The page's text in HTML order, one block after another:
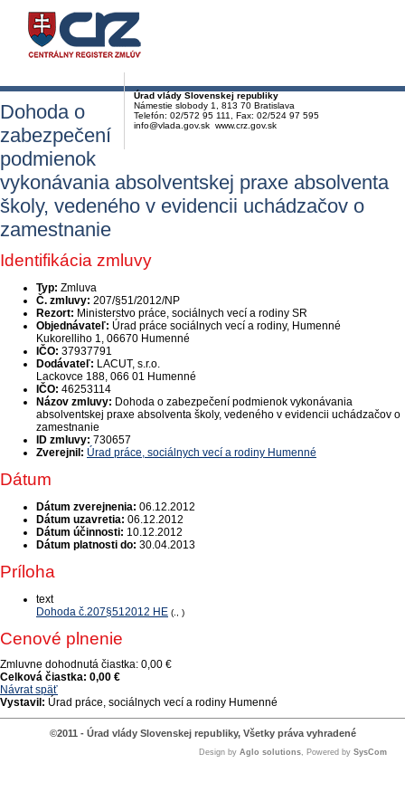
Úrad vlády Slovenskej republiky
Námestie slobody 1, 813 70 Bratislava
Telefón: 02/572 95 111, Fax: 02/524 97 595
info@vlada.gov.sk www.crz.gov.sk
Dohoda o
zabezpečení
podmienok
vykonávania absolventskej praxe absolventa
školy, vedeného v evidencii uchádzačov o
zamestnanie
Identifikácia zmluvy
Typ: Zmluva
Č. zmluvy: 207/§51/2012/NP
Rezort: Ministerstvo práce, sociálnych vecí a rodiny SR
Objednávateľ: Úrad práce sociálnych vecí a rodiny, Humenné
Kukorelliho 1, 06670 Humenné
IČO: 37937791
Dodávateľ: LACUT, s.r.o.
Lackovce 188, 066 01 Humenné
IČO: 46253114
Názov zmluvy: Dohoda o zabezpečení podmienok vykonávania
absolventskej praxe absolventa školy, vedeného v evidencii uchádzačov o
zamestnanie
ID zmluvy: 730657
Zverejnil: Úrad práce, sociálnych vecí a rodiny Humenné
Dátum
Dátum zverejnenia: 06.12.2012
Dátum uzavretia: 06.12.2012
Dátum účinnosti: 10.12.2012
Dátum platnosti do: 30.04.2013
Príloha
text
Dohoda č.207§512012 HE (., )
Cenové plnenie
Zmluvne dohodnutá čiastka: 0,00 €
Celková čiastka: 0,00 €
Návrat späť
Vystavil: Úrad práce, sociálnych vecí a rodiny Humenné
©2011 - Úrad vlády Slovenskej republiky, Všetky práva vyhradené
Design by Aglo solutions, Powered by SysCom